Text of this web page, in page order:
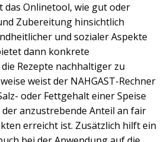
das Onlinetool, wie gut oder
Zubereitung hinsichtlich
und sozialer Aspekte
dann konkrete
Rezepte nachhaltiger zu
weist der NAHGAST-Rechner
oder Fettgehalt einer Speise
anzustrebende Anteil an fair
erreicht ist. Zusätzlich hilft ein